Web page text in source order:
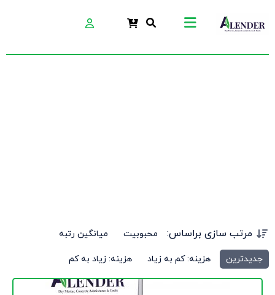
مرتب سازی براساس: محبوبیت میانگین رتبه
جدیدترین هزینه: کم به زیاد هزینه: زیاد به کم